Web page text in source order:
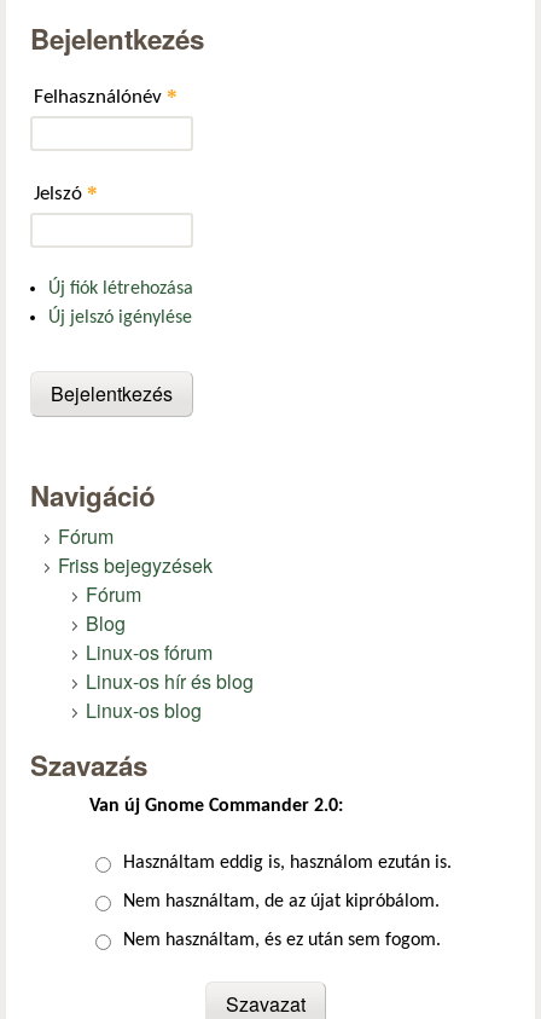
Bejelentkezés
Felhasználónév *
Jelszó *
Új fiók létrehozása
Új jelszó igénylése
Navigáció
Fórum
Friss bejegyzések
Fórum
Blog
Linux-os fórum
Linux-os hír és blog
Linux-os blog
Szavazás
Van új Gnome Commander 2.0:
Választások
Használtam eddig is, használom ezután is.
Nem használtam, de az újat kipróbálom.
Nem használtam, és ez után sem fogom.